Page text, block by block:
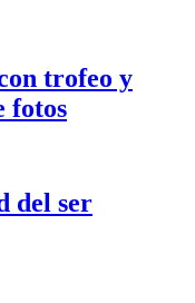
trofeo y
fotos
del ser